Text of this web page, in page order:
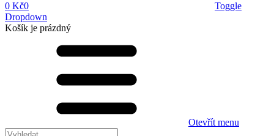
0 Kč0
Toggle
Dropdown
Košík je prázdný
Otevřít menu